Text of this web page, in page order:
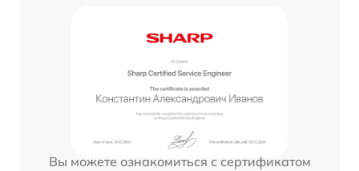
Вы можете ознакомиться с сертификатом